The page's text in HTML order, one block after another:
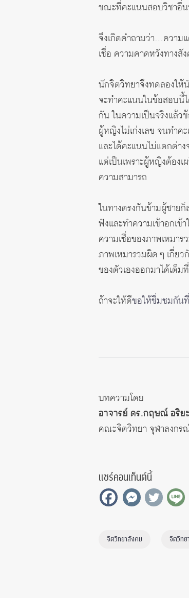
ขณะที่คะแนนสอบวิชาอื่น
จึงเกิดคำถามว่า…ความ
เชื่อ ความคาดหวังทางสั
นักจิตวิทยาจึงทดลองให้
จะทำคะแนนในข้อสอบนี้
กัน ในความเป็นจริงแล้
ผู้หญิงไม่เก่งเลข จนทำ
และได้คะแนนไม่แตกต่า
แต่เป็นเพราะผู้หญิงต้อง
ความสามารถ
ในทางตรงกันข้ามผู้ชาย
ฟังและทำความเข้าอกเ
ความเชื่อของภาพเหมาร
ภาพเหมารวมผิด ๆ เกี่ย
ของตัวเองออกมาได้เต็มที่
ถ้าจะให้ดีขอให้ชื่มชมกันที่
บทความโดย
อาจารย์ ดร.กฤษณ์ อริย
คณะจิตวิทยา จุฬาลงกร
แชร์คอนเท็นต์นี้
จิตวิทยาสังคม จิตวิทย